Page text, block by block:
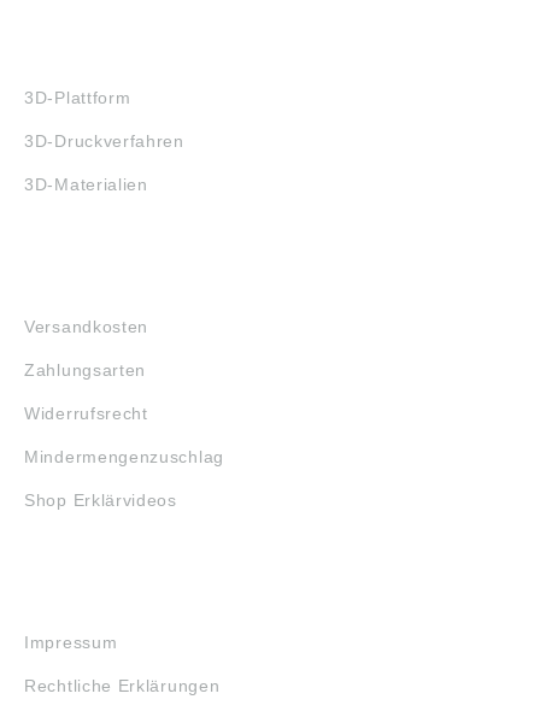
3D-Plattform
3D-Druckverfahren
3D-Materialien
Versandkosten
Zahlungsarten
Widerrufsrecht
Mindermengenzuschlag
Shop Erklärvideos
Impressum
Rechtliche Erklärungen